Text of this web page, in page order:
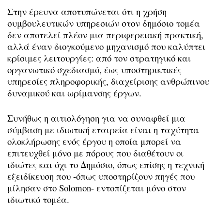
Στην έρευνα αποτυπώνεται ότι η χρήση
συμβουλευτικών υπηρεσιών στον δημόσιο τομέα
δεν αποτελεί πλέον μια περιφερειακή πρακτική,
αλλά έναν διογκούμενο μηχανισμό που καλύπτει
κρίσιμες λειτουργίες: από τον στρατηγικό και
οργανωτικό σχεδιασμό, έως υποστηρικτικές
υπηρεσίες πληροφορικής, διαχείρισης ανθρώπινου
δυναμικού και ωρίμανσης έργων.
Συνήθως η αιτιολόγηση για να συναφθεί μια
σύμβαση με ιδιωτική εταιρεία είναι η ταχύτητα
ολοκλήρωσης ενός έργου η οποία μπορεί να
επιτευχθεί μόνο με πόρους που διαθέτουν οι
ιδιώτες και όχι το Δημόσιο, όπως επίσης η τεχνική
εξειδίκευση που -όπως υποστηρίζουν πηγές που
μίλησαν στο Solomon- εντοπίζεται μόνο στον
ιδιωτικό τομέα.